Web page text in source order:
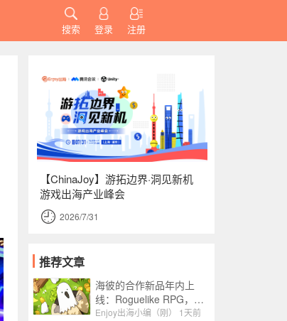
搜索 登录 注册
【ChinaJoy】游拓边界·洞见新机
游戏出海产业峰会
2026/7/31
推荐文章
海彼的合作新品年内上
线：Roguelike RPG，融
合了Slot包装
Enjoy出海小编（刚） 1天前